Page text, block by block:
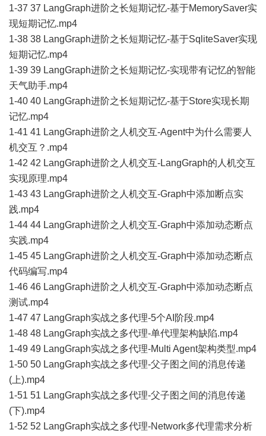
1-37 37 LangGraph进阶之长短期记忆-基于MemorySaver实
现短期记忆.mp4
1-38 38 LangGraph进阶之长短期记忆-基于SqliteSaver实现
短期记忆.mp4
1-39 39 LangGraph进阶之长短期记忆-实现带有记忆的智能
天气助手.mp4
1-40 40 LangGraph进阶之长短期记忆-基于Store实现长期
记忆.mp4
1-41 41 LangGraph进阶之人机交互-Agent中为什么需要人
机交互？.mp4
1-42 42 LangGraph进阶之人机交互-LangGraph的人机交互
实现原理.mp4
1-43 43 LangGraph进阶之人机交互-Graph中添加断点实
践.mp4
1-44 44 LangGraph进阶之人机交互-Graph中添加动态断点
实践.mp4
1-45 45 LangGraph进阶之人机交互-Graph中添加动态断点
代码编写.mp4
1-46 46 LangGraph进阶之人机交互-Graph中添加动态断点
测试.mp4
1-47 47 LangGraph实战之多代理-5个AI阶段.mp4
1-48 48 LangGraph实战之多代理-单代理架构缺陷.mp4
1-49 49 LangGraph实战之多代理-Multi Agent架构类型.mp4
1-50 50 LangGraph实战之多代理-父子图之间的消息传递
(上).mp4
1-51 51 LangGraph实战之多代理-父子图之间的消息传递
(下).mp4
1-52 52 LangGraph实战之多代理-Network多代理需求分析